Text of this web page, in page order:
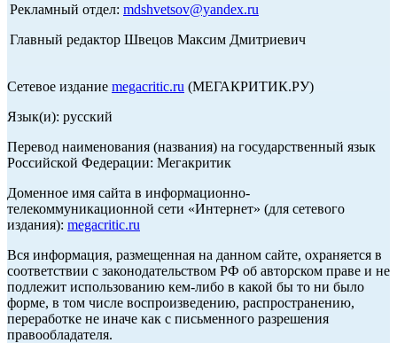
Рекламный отдел: mdshvetsov@yandex.ru
Главный редактор Швецов Максим Дмитриевич
Сетевое издание megacritic.ru (МЕГАКРИТИК.РУ)
Язык(и): русский
Перевод наименования (названия) на государственный язык
Российской Федерации: Мегакритик
Доменное имя сайта в информационно-
телекоммуникационной сети «Интернет» (для сетевого
издания): megacritic.ru
Вся информация, размещенная на данном сайте, охраняется в
соответствии с законодательством РФ об авторском праве и не
подлежит использованию кем-либо в какой бы то ни было
форме, в том числе воспроизведению, распространению,
переработке не иначе как с письменного разрешения
правообладателя.